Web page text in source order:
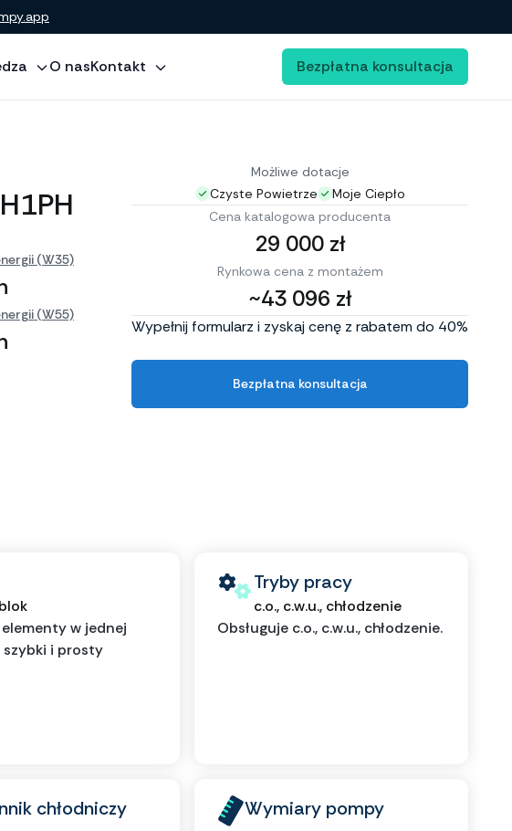
O nasKontakt Bezpłatna konsultacja
(W35)
(W55)
Możliwe dotacje
Czyste Powietrze
Moje Ciepło
Cena katalogowa producenta
29 000 zł
Rynkowa cena z montażem
~43 096 zł
Wypełnij formularz i zyskaj cenę z rabatem do 40%
Bezpłatna konsultacja
w jednej
szybki i prosty
Tryby pracy
c.o., c.w.u., chłodzenie
Obsługuje c.o., c.w.u., chłodzenie.
chłodniczy Wymiary pompy